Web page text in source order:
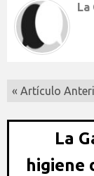
La
« Artículo
La
higiene